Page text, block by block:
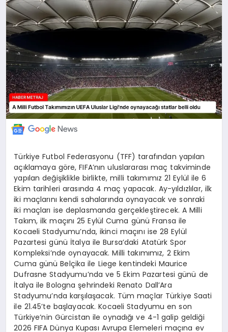
TEKNOLOJİ
SAĞLIK
EĞİTİM
Türkiye Futbol Federasyonu (TFF) tarafından yapılan
açıklamaya göre, FIFA’nın uluslararası maç takviminde
yapılan değişiklikle birlikte, milli takımımız 21 Eylül ile 6
Ekim tarihleri arasında 4 maç yapacak. Ay-yıldızlılar, ilk
iki maçlarını kendi sahalarında oynayacak ve sonraki
iki maçları ise deplasmanda gerçekleştirecek. A Milli
Takım, ilk maçını 25 Eylül Cuma günü Fransa ile
Kocaeli Stadyumu’nda, ikinci maçını ise 28 Eylül
Pazartesi günü İtalya ile Bursa’daki Atatürk Spor
Kompleksi’nde oynayacak. Milli takımımız, 2 Ekim
Cuma günü Belçika ile Liege kentindeki Maurice
Dufrasne Stadyumu’nda ve 5 Ekim Pazartesi günü de
İtalya ile Bologna şehrindeki Renato Dall’Ara
Stadyumu’nda karşılaşacak. Tüm maçlar Türkiye Saati
ile 21.45’te başlayacak. Kocaeli Stadyumu en son
Türkiye’nin Gürcistan ile oynadığı ve 4-1 galip geldiği
2026 FIFA Dünya Kupası Avrupa Elemeleri maçına ev